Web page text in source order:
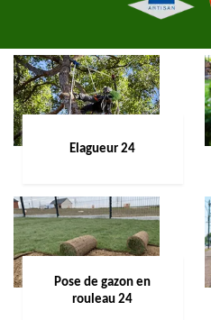
Elagueur 24
Pose de gazon en
rouleau 24